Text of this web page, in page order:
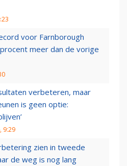
voor Farnborough
meer dan de vorige
verbeteren, maar
is geen optie:
9:29
zien in tweede
de weg is nog lang